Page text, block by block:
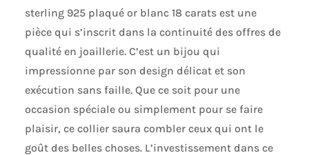
sterling 925 plaqué or blanc 18 carats est une
pièce qui s’inscrit dans la continuité des offres de
qualité en joaillerie. C’est un bijou qui
impressionne par son design délicat et son
exécution sans faille. Que ce soit pour une
occasion spéciale ou simplement pour se faire
plaisir, ce collier saura combler ceux qui ont le
goût des belles choses. L’investissement dans ce